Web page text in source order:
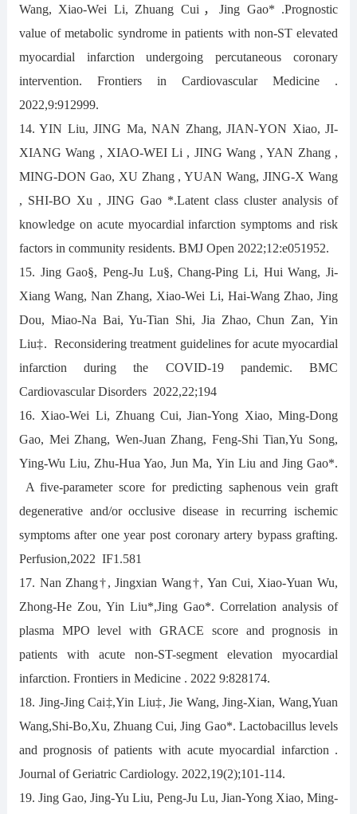
Wang, Xiao-Wei Li, Zhuang Cui，Jing Gao* .Prognostic
value of metabolic syndrome in patients with non-ST elevated
myocardial infarction undergoing percutaneous coronary
intervention. Frontiers in Cardiovascular Medicine .
2022,9:912999.
14. YIN Liu, JING Ma, NAN Zhang, JIAN-YON Xiao, JI-
XIANG Wang , XIAO-WEI Li , JING Wang , YAN Zhang ,
MING-DON Gao, XU Zhang , YUAN Wang, JING-X Wang
, SHI-BO Xu , JING Gao *.Latent class cluster analysis of
knowledge on acute myocardial infarction symptoms and risk
factors in community residents. BMJ Open 2022;12:e051952.
15. Jing Gao§, Peng-Ju Lu§, Chang-Ping Li, Hui Wang, Ji-
Xiang Wang, Nan Zhang, Xiao-Wei Li, Hai-Wang Zhao, Jing
Dou, Miao-Na Bai, Yu-Tian Shi, Jia Zhao, Chun Zan, Yin
Liu‡. Reconsidering treatment guidelines for acute myocardial
infarction during the COVID-19 pandemic. BMC
Cardiovascular Disorders 2022,22;194
16. Xiao-Wei Li, Zhuang Cui, Jian-Yong Xiao, Ming-Dong
Gao, Mei Zhang, Wen-Juan Zhang, Feng-Shi Tian,Yu Song,
Ying-Wu Liu, Zhu-Hua Yao, Jun Ma, Yin Liu and Jing Gao*.
A five-parameter score for predicting saphenous vein graft
degenerative and/or occlusive disease in recurring ischemic
symptoms after one year post coronary artery bypass grafting.
Perfusion,2022 IF1.581
17. Nan Zhang†, Jingxian Wang†, Yan Cui, Xiao-Yuan Wu,
Zhong-He Zou, Yin Liu*,Jing Gao*. Correlation analysis of
plasma MPO level with GRACE score and prognosis in
patients with acute non-ST-segment elevation myocardial
infarction. Frontiers in Medicine . 2022 9:828174.
18. Jing-Jing Cai‡,Yin Liu‡, Jie Wang, Jing-Xian, Wang,Yuan
Wang,Shi-Bo,Xu, Zhuang Cui, Jing Gao*. Lactobacillus levels
and prognosis of patients with acute myocardial infarction .
Journal of Geriatric Cardiology. 2022,19(2);101-114.
19. Jing Gao, Jing-Yu Liu, Peng-Ju Lu, Jian-Yong Xiao, Ming-